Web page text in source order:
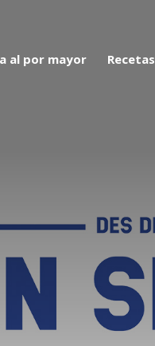
al por mayor Recetas